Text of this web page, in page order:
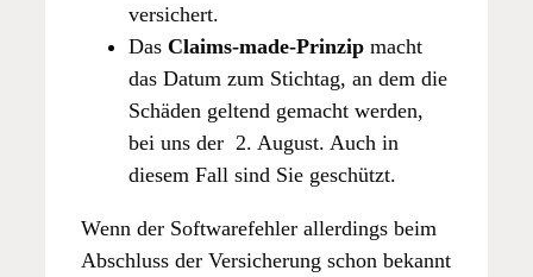
versichert.
Das Claims-made-Prinzip macht
das Datum zum Stichtag, an dem die
Schäden geltend gemacht werden,
bei uns der 2. August. Auch in
diesem Fall sind Sie geschützt.
Wenn der Softwarefehler allerdings beim
Abschluss der Versicherung schon bekannt